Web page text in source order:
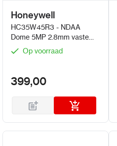
Honeywell
HC35W45R3 - NDAA
Dome 5MP 2.8mm vaste
lens met PoE
Op voorraad
399,00